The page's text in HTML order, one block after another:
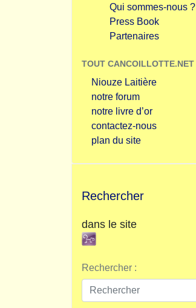
Qui sommes-nous ?
Press Book
Partenaires
TOUT CANCOILLOTTE.NET
Niouze Laitière
notre forum
notre livre d’or
contactez-nous
plan du site
Rechercher
dans le site
Rechercher :